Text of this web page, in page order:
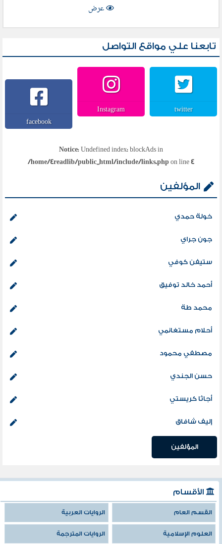
عرض
تابعنا علي مواقع التواصل
twitter
Instagram
facebook
Notice: Undefined index: blockAds in
/home/4readlib/public_html/include/links.phpon line4
المؤلفين
خولة حمدي
جون جراي
ستيفن كوفي
أحمد خالد توفيق
محمد طة
أحلام مستغانمي
مصطفي محمود
حسن الجندي
أجاثا كريستي
إليف شافاق
المؤلفين
الأقسام
القسم العام الروايات العربية
العلوم الإسلامية الروايات المترجمة